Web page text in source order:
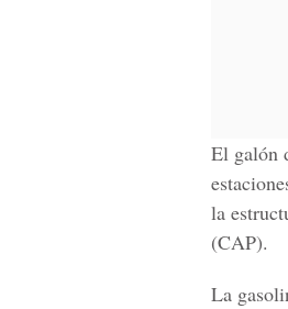
El galón
la
(CAP).
La